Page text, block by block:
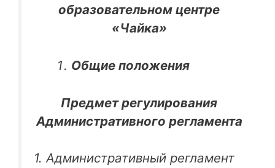
образовательном центре
«Чайка»
Общие положения
Предмет регулирования
Административного регламента
1. Административный регламент